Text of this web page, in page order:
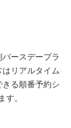
ースデープラ
リアルタイム
る順番予約シ
す。